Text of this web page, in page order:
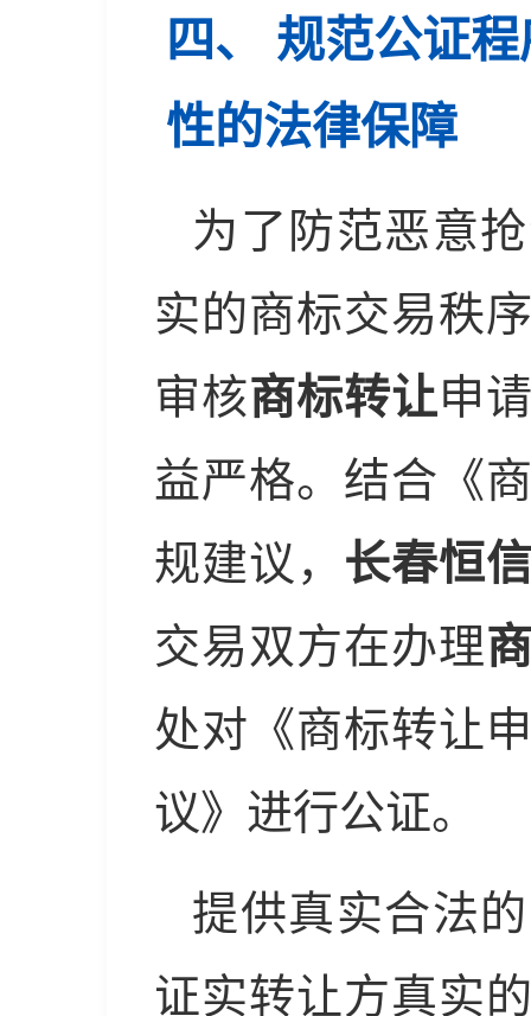
四、 规范公证
性的法律保障
为了防范恶意
实的商标交易秩
审核商标转让申
益严格。结合《
规建议， 长春恒
交易双方在办理
处对《商标转让
议》进行公证。
提供真实合法
证实转让方真实